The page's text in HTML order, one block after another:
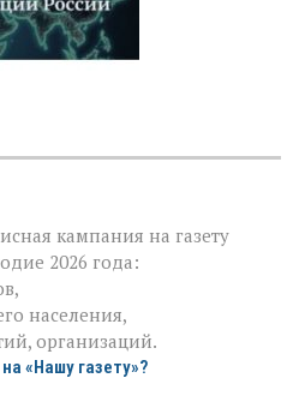
кампания на газету
2026 года:
населения,
организаций.
«Нашу газету»?